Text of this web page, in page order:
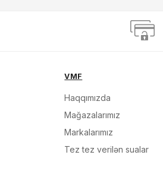
VMF
Haqqımızda
Mağazalarımız
Markalarımız
Tez tez verilən sualar